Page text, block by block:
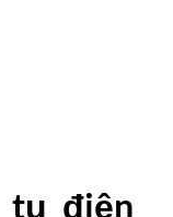
tụ điện